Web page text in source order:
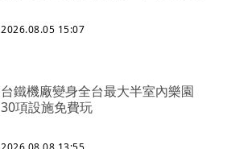
2026.08.05 15:07
台鐵機廠變身全台最大半室內樂園
30項設施免費玩